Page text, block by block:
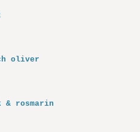
oliver
rosmarin